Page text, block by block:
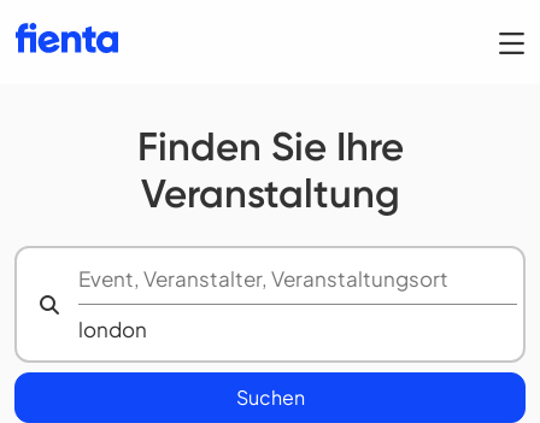
Finden Sie Ihre
Veranstaltung
Suchen